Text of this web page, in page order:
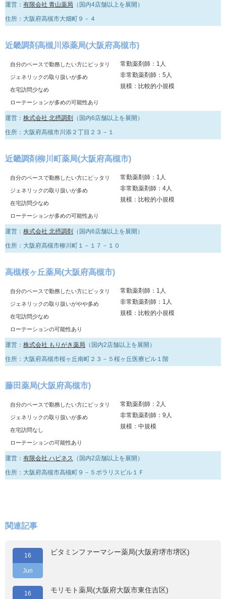
運営： 有限会社 青山薬局 （国内4店舗以上を展開）
住所：大阪府高槻市大畑町９－４
近畿調剤高槻川添薬局(大阪府高槻市)
自分のペースで勤務したい方にピッタリ
ジェネリックの取り扱いが多め
在宅訪問少なめ
ローテーションが多めの可能性あり
常勤薬剤師：1人
非常勤薬剤師：5人
規模：比較的小規模
運営： 株式会社 北摂調剤 （国内6店舗以上を展開）
住所：大阪府高槻市川添２丁目２３－１
近畿調剤柳川町薬局(大阪府高槻市)
自分のペースで勤務したい方にピッタリ
ジェネリックの取り扱いが多め
在宅訪問少なめ
ローテーションが多めの可能性あり
常勤薬剤師：1人
非常勤薬剤師：4人
規模：比較的小規模
運営： 株式会社 北摂調剤 （国内6店舗以上を展開）
住所：大阪府高槻市柳川町１－１７－１０
高槻桜ヶ丘薬局(大阪府高槻市)
自分のペースで勤務したい方にピッタリ
ジェネリックの取り扱いがやや多め
在宅訪問少なめ
ローテーションの可能性あり
常勤薬剤師：1人
非常勤薬剤師：1人
規模：比較的小規模
運営： 株式会社 もりがき薬局 （国内2店舗以上を展開）
住所：大阪府高槻市桜ヶ丘南町２３－５桜ヶ丘医療ビル１階
藤田薬局(大阪府高槻市)
自分のペースで勤務したい方にピッタリ
ジェネリックの取り扱いが多め
在宅訪問なし
ローテーションの可能性あり
常勤薬剤師：2人
非常勤薬剤師：9人
規模：中規模
運営： 有限会社 ハピネス
（国内2店舗以上を展開）
住所：大阪府高槻市高槻町９－５ポラリスビル１Ｆ
関連記事
16
Jun
ビタミンファーマシー薬局(大阪府堺市堺区)
16 モリモト薬局(大阪府大阪市東住吉区)